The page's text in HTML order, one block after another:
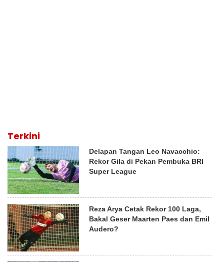
Terkini
Delapan Tangan Leo Navacchio:
Rekor Gila di Pekan Pembuka BRI
Super League
Reza Arya Cetak Rekor 100 Laga,
Bakal Geser Maarten Paes dan Emil
Audero?